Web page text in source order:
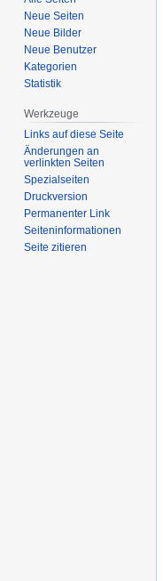
Neue Seiten
Neue Bilder
Neue Benutzer
Kategorien
Statistik
Werkzeuge
Links auf diese Seite
Änderungen an
verlinkten Seiten
Spezialseiten
Druckversion
Permanenter Link
Seiten­­informationen
Seite zitieren